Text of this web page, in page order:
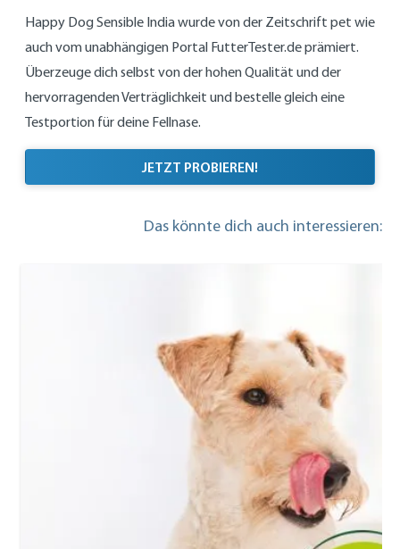
Happy Dog Sensible India wurde von der Zeitschrift pet wie
auch vom unabhängigen Portal FutterTester.de prämiert.
Überzeuge dich selbst von der hohen Qualität und der
hervorragenden Verträglichkeit und bestelle gleich eine
Testportion für deine Fellnase.
JETZT PROBIEREN!
Das könnte dich auch interessieren: